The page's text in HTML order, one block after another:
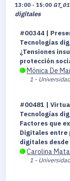
13:00 - 15:00 GT_01
digitales
#00344 |
Tecnologías
¿Tensiones
protección
Mónica De
1 -
#00481 |
Tecnologías
Factores que
Digitales entre
digitales
Carolina
1 -